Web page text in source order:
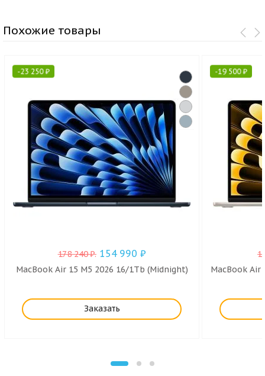
Похожие товары
-23 250₽
178 240₽. 154 990 ₽
MacBook Air 15 M5 2026 16/1Tb (Midnight)
Заказать
-19 500₽
MacBook Air